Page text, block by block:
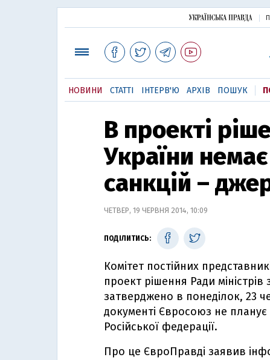
НОВИНИ СТАТТІ ІНТЕРВ'Ю АРХІВ ПОШУК
В проекті
України
санкцій –
ЧЕТВЕР, 19 ЧЕРВНЯ 2014, 10:09
ПОДІЛИТИСЬ:
Комітет постійних
проект рішення Ради
затверджено в понеділок, 23
документі Євросоюз не
Російської федерації.
Про це ЄвроПравді заявив